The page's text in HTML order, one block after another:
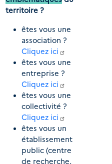
territoire ?
êtes vous une
association ?
Cliquez ici
êtes vous une
entreprise ?
Cliquez ici
êtes vous une
collectivité ?
Cliquez ici
êtes vous un
établissement
public (centre
de recherche,